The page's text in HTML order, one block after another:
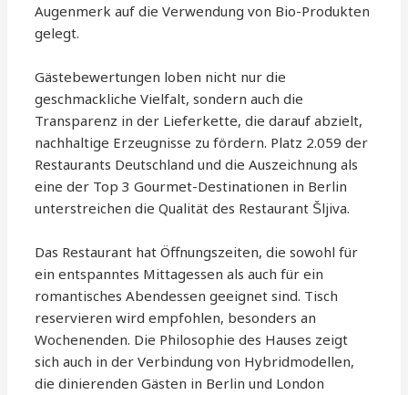
Augenmerk auf die Verwendung von Bio-Produkten
gelegt.
Gästebewertungen loben nicht nur die
geschmackliche Vielfalt, sondern auch die
Transparenz in der Lieferkette, die darauf abzielt,
nachhaltige Erzeugnisse zu fördern. Platz 2.059 der
Restaurants Deutschland und die Auszeichnung als
eine der Top 3 Gourmet-Destinationen in Berlin
unterstreichen die Qualität des Restaurant Šljiva.
Das Restaurant hat Öffnungszeiten, die sowohl für
ein entspanntes Mittagessen als auch für ein
romantisches Abendessen geeignet sind. Tisch
reservieren wird empfohlen, besonders an
Wochenenden. Die Philosophie des Hauses zeigt
sich auch in der Verbindung von Hybridmodellen,
die dinierenden Gästen in Berlin und London